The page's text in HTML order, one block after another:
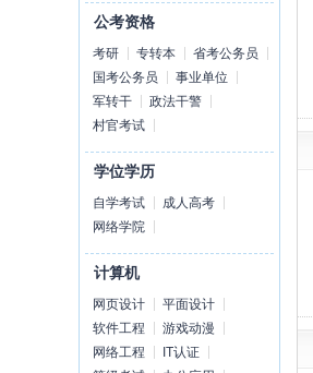
公考资格
考研 专转本
省考公务员
国考公务员
事业单位
军转干
政法干警
村官考试
学位学历
自学考试
成人高考
网络学院
计算机
网页设计
平面设计
软件工程
游戏动漫
网络工程
IT认证